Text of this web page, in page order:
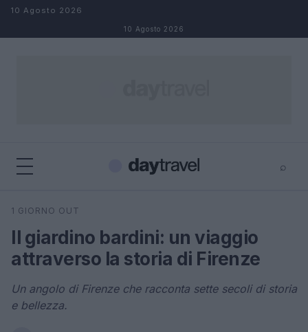
Salta al contenuto
10 Agosto 2026
10 Agosto 2026
⌕
Cerca
1 GIORNO OUT
Il giardino bardini: un viaggio
attraverso la storia di Firenze
Un angolo di Firenze che racconta sette secoli di storia
e bellezza.